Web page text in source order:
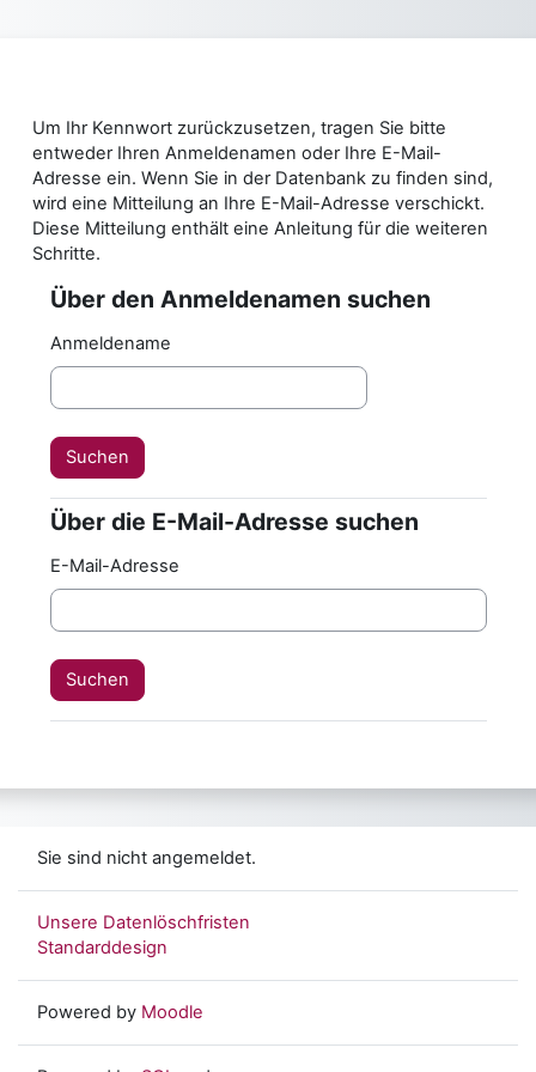
Um Ihr Kennwort zurückzusetzen, tragen Sie bitte
entweder Ihren Anmeldenamen oder Ihre E-Mail-
Adresse ein. Wenn Sie in der Datenbank zu finden sind,
wird eine Mitteilung an Ihre E-Mail-Adresse verschickt.
Diese Mitteilung enthält eine Anleitung für die weiteren
Schritte.
Über den Anmeldenamen suchen
Über den Anmeldenamen suchen
Anmeldename
Über die E-Mail-Adresse suchen
Über die E-Mail-Adresse suchen
E-Mail-Adresse
Sie sind nicht angemeldet.
Unsere Datenlöschfristen
Standarddesign
Powered by Moodle